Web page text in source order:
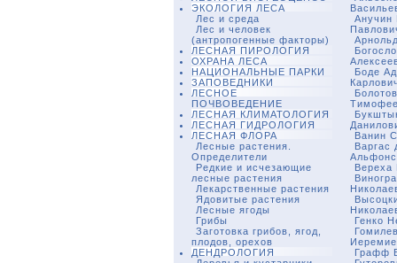
ЭКОЛОГИЯ ЛЕСА
Лес и среда
Лес и человек
(антропогенные факторы)
ЛЕСНАЯ ПИРОЛОГИЯ
ОХРАНА ЛЕСА
НАЦИОНАЛЬНЫЕ ПАРКИ
ЗАПОВЕДНИКИ
ЛЕСНОЕ
ПОЧВОВЕДЕНИЕ
ЛЕСНАЯ КЛИМАТОЛОГИЯ
ЛЕСНАЯ ГИДРОЛОГИЯ
ЛЕСНАЯ ФЛОРА
Лесные растения.
Определители
Редкие и исчезающие
лесные растения
Лекарственные растения
Ядовитые растения
Лесные ягоды
Грибы
Заготовка грибов, ягод,
плодов, орехов
ДЕНДРОЛОГИЯ
Анучин
Боде
Ванин
Варгас
Вереха
Генко
Графф